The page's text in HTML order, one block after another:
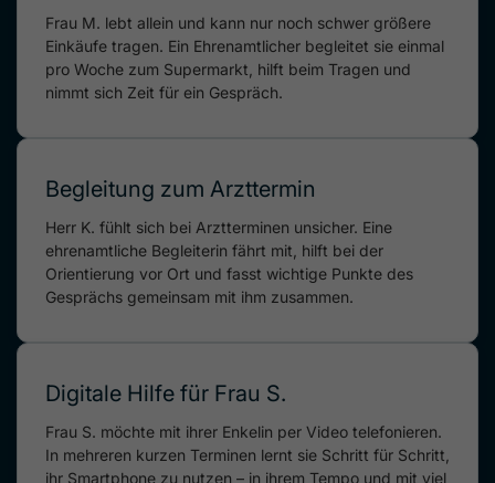
Frau M. lebt allein und kann nur noch schwer größere
Einkäufe tragen. Ein Ehrenamtlicher begleitet sie einmal
pro Woche zum Supermarkt, hilft beim Tragen und
nimmt sich Zeit für ein Gespräch.
Begleitung zum Arzttermin
Herr K. fühlt sich bei Arztterminen unsicher. Eine
ehrenamtliche Begleiterin fährt mit, hilft bei der
Orientierung vor Ort und fasst wichtige Punkte des
Gesprächs gemeinsam mit ihm zusammen.
Digitale Hilfe für Frau S.
Frau S. möchte mit ihrer Enkelin per Video telefonieren.
In mehreren kurzen Terminen lernt sie Schritt für Schritt,
ihr Smartphone zu nutzen – in ihrem Tempo und mit viel